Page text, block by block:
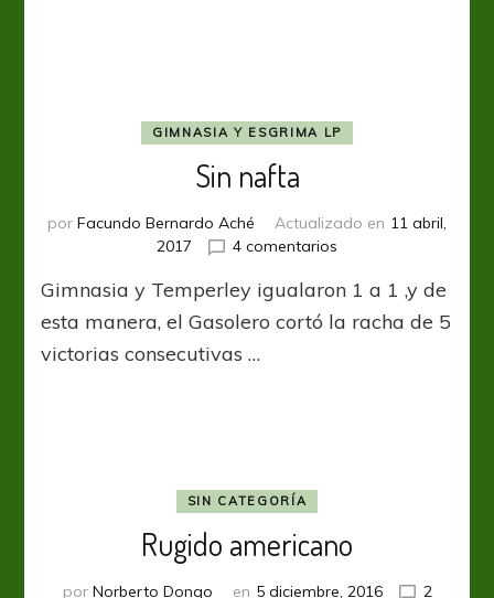
GIMNASIA Y ESGRIMA LP
Sin nafta
por Facundo Bernardo Aché Actualizado en 11 abril,
2017
4 comentarios
nafta
Gimnasia y Temperley igualaron 1 a 1 ,y de
esta manera, el Gasolero cortó la racha de 5
victorias consecutivas …
SIN CATEGORÍA
Rugido americano
por Norberto Dongo en 5 diciembre, 2016 2